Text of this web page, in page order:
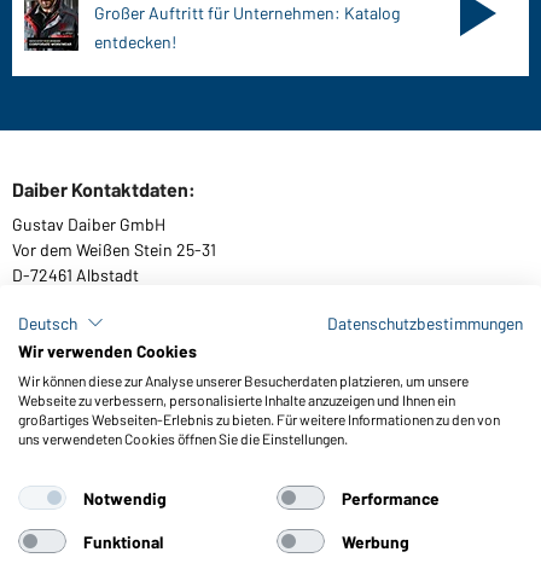
Großer Auftritt für Unternehmen: Katalog
entdecken!
Daiber Kontaktdaten:
Gustav Daiber GmbH
Vor dem Weißen Stein 25-31
D-72461 Albstadt
Kataloge herunterladen oder bestellen
Zu den Katalogen
AGB Impressum
Cookie-Einstellungen
Barrierefreiheit
© 2026 Daiber
Deutsch
Datenschutzbestimmungen
Wir verwenden Cookies
Wir können diese zur Analyse unserer Besucherdaten platzieren, um unsere
Webseite zu verbessern, personalisierte Inhalte anzuzeigen und Ihnen ein
großartiges Webseiten-Erlebnis zu bieten. Für weitere Informationen zu den von
uns verwendeten Cookies öffnen Sie die Einstellungen.
Notwendig Performance
Funktional Werbung